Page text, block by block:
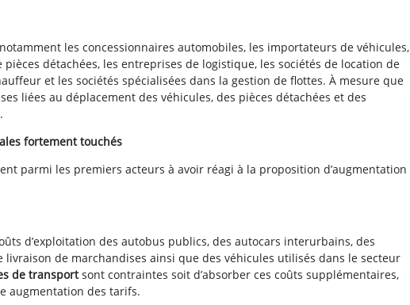
les concessionnaires automobiles, les importateurs de véhicules,
détachées, les entreprises de logistique, les sociétés de location de
et les sociétés spécialisées dans la gestion de flottes. À mesure que
liées au déplacement des véhicules, des pièces détachées et des
fortement touchés
parmi les premiers acteurs à avoir réagi à la proposition d’augmentation
d’exploitation des autobus publics, des autocars interurbains, des
livraison de marchandises ainsi que des véhicules utilisés dans le secteur
de transportsont contraintes soit d’absorber ces coûts supplémentaires,
augmentation des tarifs.